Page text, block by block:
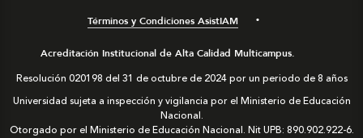
Términos y Condiciones AsistIAM
Acreditación Institucional de Alta Calidad Multicampus.
Resolución 020198 del 31 de octubre de 2024 por un periodo de 8 años
Universidad sujeta a inspección y vigilancia por el Ministerio de Educación
Nacional.
Otorgado por el Ministerio de Educación Nacional. Nit UPB: 890.902.922-6.